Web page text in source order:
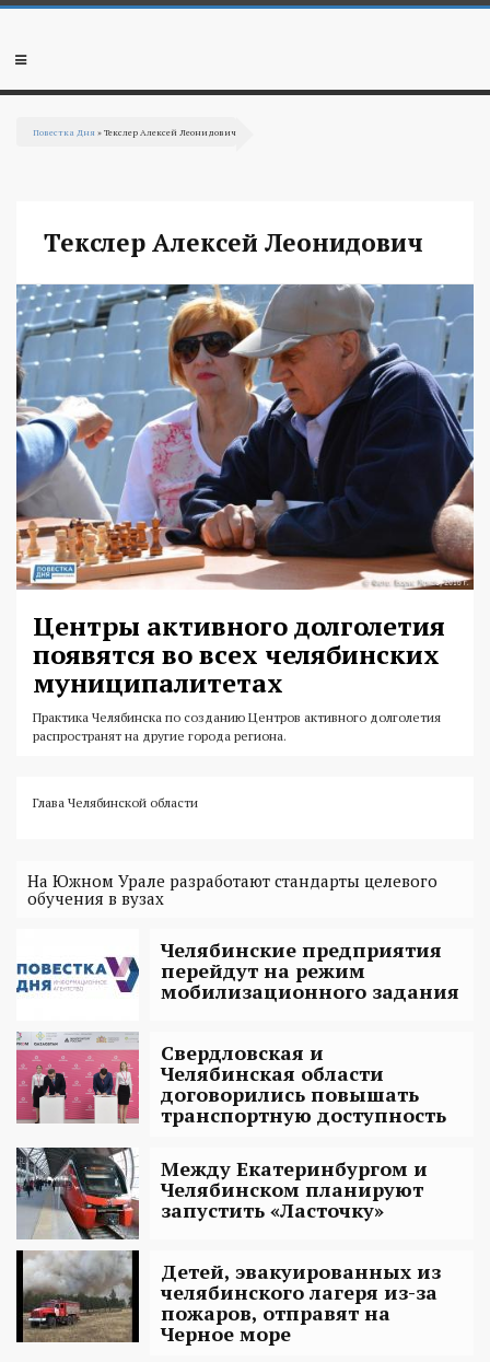
Перейти к основному содержанию
Мобильное
Повестка Дня » Текслер Алексей Леонидович
Текслер Алексей Леонидович
Центры активного долголетия
появятся во всех челябинских
муниципалитетах
Практика Челябинска по созданию Центров активного долголетия
распространят на другие города региона.
Глава Челябинской области
На Южном Урале разработают стандарты целевого
обучения в вузах
Челябинские предприятия
перейдут на режим
мобилизационного задания
Свердловская и
Челябинская области
договорились повышать
транспортную доступность
Между Екатеринбургом и
Челябинском планируют
запустить «Ласточку»
Детей, эвакуированных из
челябинского лагеря из-за
пожаров, отправят на
Черное море